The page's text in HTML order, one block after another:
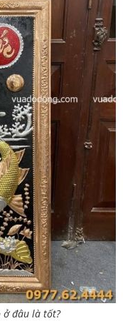
ở đâu là tốt?